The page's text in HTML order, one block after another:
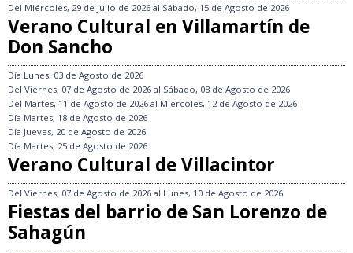
Del Miércoles, 29 de Julio de 2026 al Sábado, 15 de Agosto de 2026
Verano Cultural en Villamartín de
Don Sancho
Día Lunes, 03 de Agosto de 2026
Del Viernes, 07 de Agosto de 2026 al Sábado, 08 de Agosto de 2026
Del Martes, 11 de Agosto de 2026 al Miércoles, 12 de Agosto de 2026
Día Martes, 18 de Agosto de 2026
Día Jueves, 20 de Agosto de 2026
Día Martes, 25 de Agosto de 2026
Verano Cultural de Villacintor
Del Viernes, 07 de Agosto de 2026 al Lunes, 10 de Agosto de 2026
Fiestas del barrio de San Lorenzo de
Sahagún